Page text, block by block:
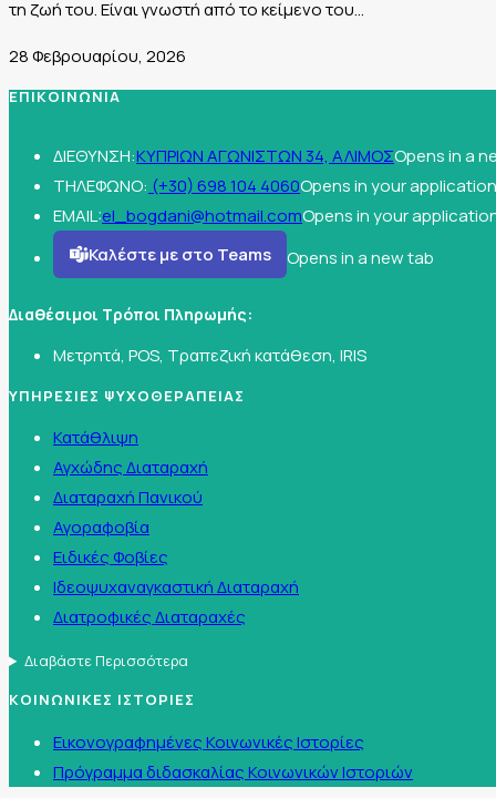
τη ζωή του. Είναι γνωστή από το κείμενο του…
28 Φεβρουαρίου, 2026
ΕΠΙΚΟΙΝΩΝΙΑ
ΔΙΕΘΥΝΣΗ:ΚΥΠΡΙΩΝ ΑΓΩΝΙΣΤΩΝ 34, ΑΛΙΜΟΣOpens in a
ΤΗΛΕΦΩΝΟ: (+30) 698 104 4060Opens in your application
EMAIL:el_bogdani@hotmail.comOpens in your
Καλέστε με στο Teams
Opens in a new tab
Διαθέσιμοι Τρόποι Πληρωμής:
Μετρητά, POS, Τραπεζική κατάθεση, IRIS
ΥΠΗΡΕΣΙΕΣ ΨΥΧΟΘΕΡΑΠΕΙΑΣ
Κατάθλιψη
Αγχώδης Διαταραχή
Διαταραχή Πανικού
Αγοραφοβία
Ειδικές Φοβίες
Ιδεοψυχαναγκαστική Διαταραχή
Διατροφικές Διαταραχές
Διαβάστε Περισσότερα
ΚΟΙΝΩΝΙΚΕΣ ΙΣΤΟΡΙΕΣ
Εικονογραφημένες Κοινωνικές Ιστορίες
Πρόγραμμα διδασκαλίας Κοινωνικών Ιστοριών